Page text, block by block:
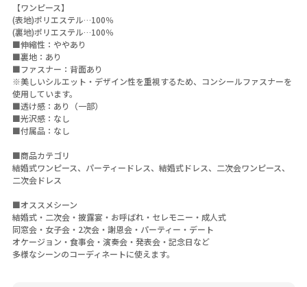
【ワンピース】
(表地)ポリエステル…100％
(裏地)ポリエステル…100％
■伸縮性：ややあり
■裏地：あり
■ファスナー：背面あり
※美しいシルエット・デザイン性を重視するため、コンシールファスナーを
使用しています。
■透け感：あり（一部）
■光沢感：なし
■付属品：なし
■商品カテゴリ
結婚式ワンピース、パーティードレス、結婚式ドレス、二次会ワンピース、
二次会ドレス
■オススメシーン
結婚式・二次会・披露宴・お呼ばれ・セレモニー・成人式
同窓会・女子会・2次会・謝恩会・パーティー・デート
オケージョン・食事会・演奏会・発表会・記念日など
多様なシーンのコーディネートに使えます。